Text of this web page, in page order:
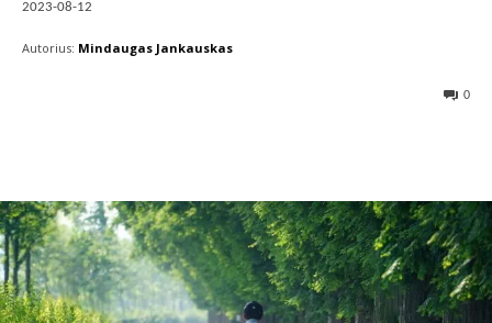
2023-08-12
Autorius: Mindaugas Jankauskas
0